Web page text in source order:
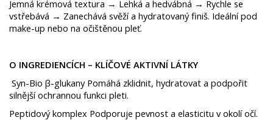
Jemná krémová textura → Lehká a hedvábná → Rychle se
vstřebává → Zanechává svěží a hydratovaný finiš. Ideální pod
make-up nebo na očištěnou pleť.
O INGREDIENCÍCH – KLÍČOVÉ AKTIVNÍ LÁTKY
Syn-Bio β-glukany Pomáhá zklidnit, hydratovat a podpořit
silnější ochrannou funkci pleti.
Peptidový komplex Podporuje pevnost a elasticitu v okolí očí.